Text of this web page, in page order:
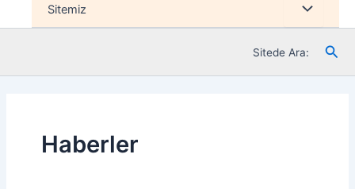
düğmesi
Sitemiz Menu
düğmesi
Sitede Ara:
Haberler